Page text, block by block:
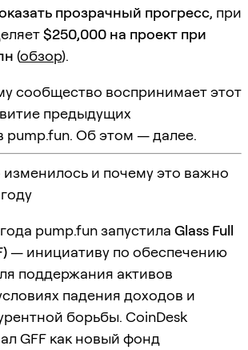
прозрачный прогресс, при
$250,000 на проект при
(обзор).
сообщество воспринимает этот
предыдущих
pump.fun. Об этом — далее.
изменилось и почему это важно
pump.fun запустила Glass Full
— инициативу по обеспечению
поддержания активов
падения доходов и
борьбы. CoinDesk
GFF как новый фонд